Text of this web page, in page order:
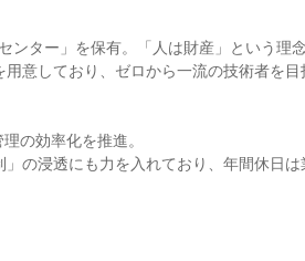
ター」を保有。「人は財産」という理念
意しており、ゼロから一流の技術者を目
の効率化を推進。
の浸透にも力を入れており、年間休日